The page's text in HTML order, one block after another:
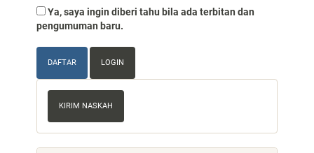
Ya, saya ingin diberi tahu bila ada terbitan dan
pengumuman baru.
DAFTAR LOGIN
Kirim
Naskah
KIRIM NASKAH